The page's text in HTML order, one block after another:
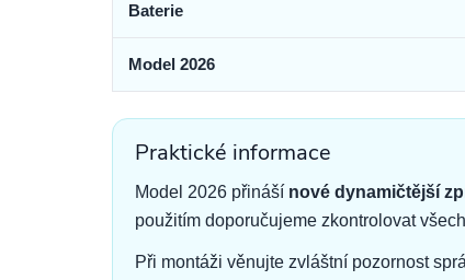
Baterie
Model 2026
Praktické informace
Model 2026 přináší nové dynamičtější
použitím doporučujeme zkontrolovat
Při montáži věnujte zvláštní pozornost